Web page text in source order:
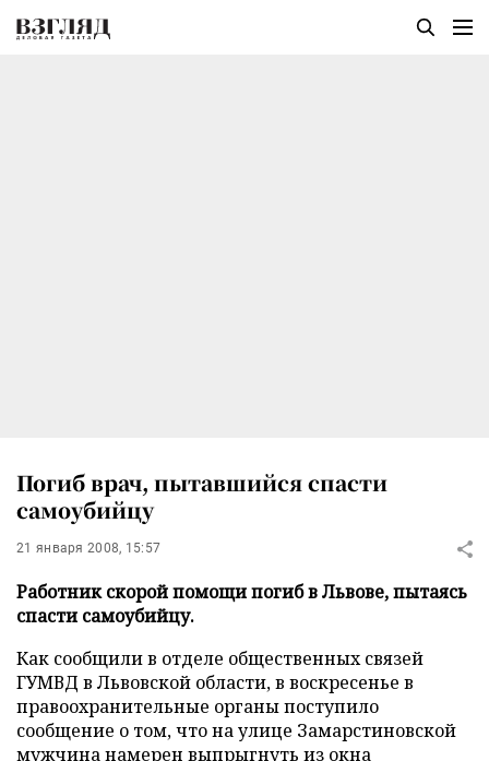
Погиб врач, пытавшийся спасти
самоубийцу
21 января 2008, 15:57
Работник скорой помощи погиб в Львове, пытаясь
спасти самоубийцу.
Как сообщили в отделе общественных связей
ГУМВД в Львовской области, в воскресенье в
правоохранительные органы поступило
сообщение о том, что на улице Замарстиновской
мужчина намерен выпрыгнуть из окна